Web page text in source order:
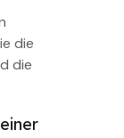
die
die